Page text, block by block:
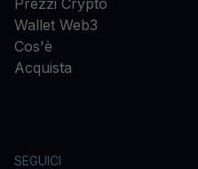
Prezzi Crypto
Wallet Web3
Cos'è
Acquista
SEGUICI